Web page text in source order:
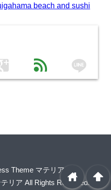
beach and sushi
feed line
Theme マテリアル
リア All Rights Reserved. arrowup
home